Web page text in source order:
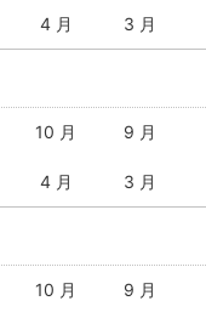
4 月 3 月
10 月 9 月
4 月 3 月
10 月 9 月